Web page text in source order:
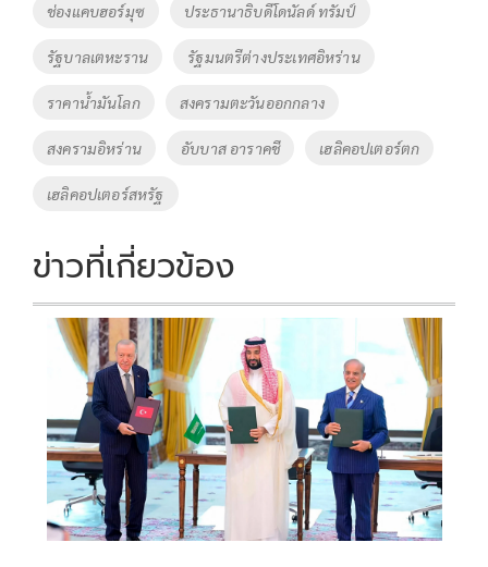
ช่องแคบฮอร์มุซ ประธานาธิบดีโดนัลด์ ทรัมป์
รัฐบาลเตหะราน รัฐมนตรีต่างประเทศอิหร่าน
ราคาน้ำมันโลก สงครามตะวันออกกลาง
สงครามอิหร่าน อับบาส อาราคชี เฮลิคอปเตอร์ตก
เฮลิคอปเตอร์สหรัฐ
ข่าวที่เกี่ยวข้อง